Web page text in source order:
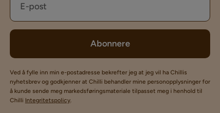
Abonnere
Ved å fylle inn min e-postadresse bekrefter jeg at jeg vil ha Chillis
nyhetsbrev og godkjenner at Chilli behandler mine personopplysninger for
å kunde sende meg markedsføringsmateriale tilpasset meg i henhold til
Chilli Integritetspolicy.